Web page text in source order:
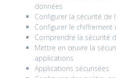
données
Configurer la sécurité
Configurer le
Comprendre la sécurité
Mettre en œuvre la
applications
Applications sécurisées